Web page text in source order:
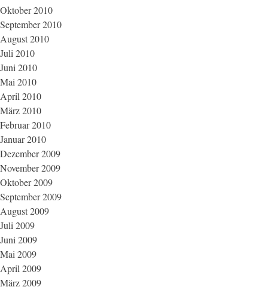
Oktober 2010
September 2010
August 2010
Juli 2010
Juni 2010
Mai 2010
April 2010
März 2010
Februar 2010
Januar 2010
Dezember 2009
November 2009
Oktober 2009
September 2009
August 2009
Juli 2009
Juni 2009
Mai 2009
April 2009
März 2009